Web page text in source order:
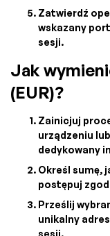
Zatwierdź
wskazany
sesji.
Jak
(EUR)?
Zainicjuj
urządzeniu
dedykowany
Określ sumę,
postępuj
Prześlij
unikalny
sesji.